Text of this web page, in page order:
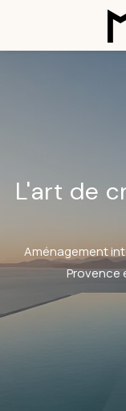
L'art de
Aménagement
Provence
Panneau de gestion